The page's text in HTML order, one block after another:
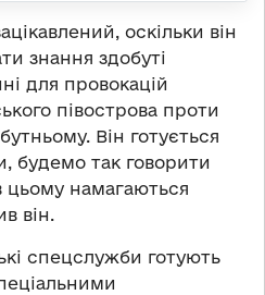
оскільки він
знання здобуті
для провокацій
півострова проти
Він готується
будемо так говорити
цьому намагаються
він.
спецслужби готують